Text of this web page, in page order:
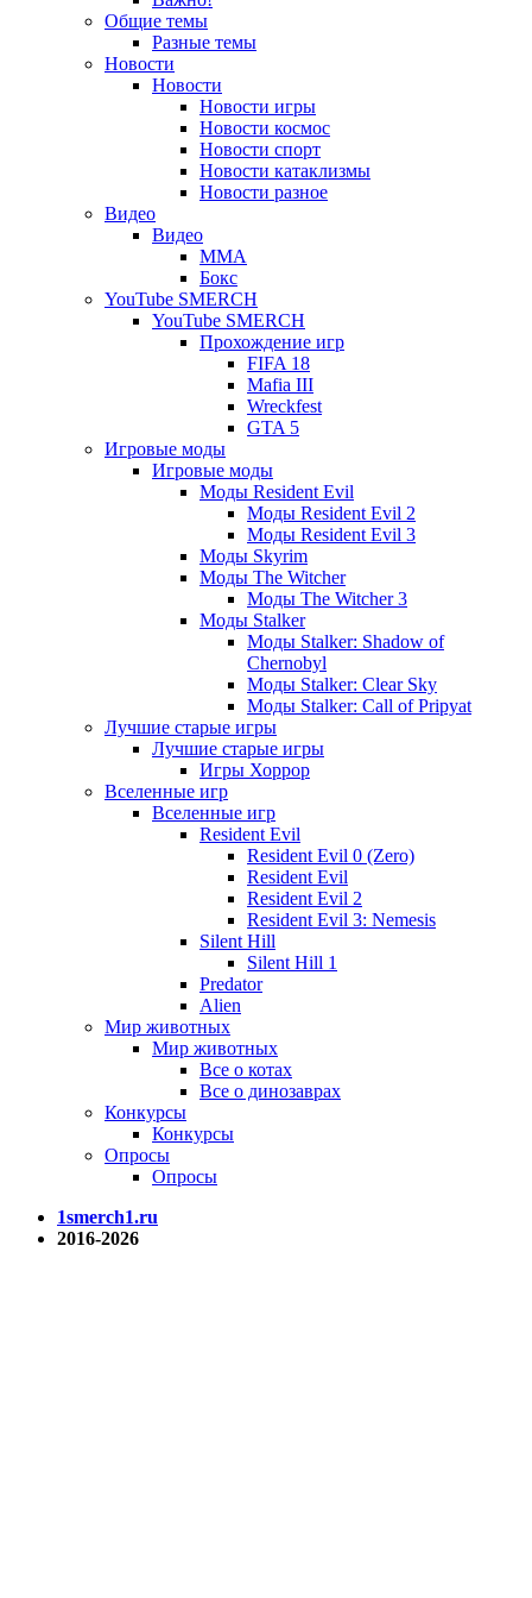
вкладке)
новой
вкладке)
Общие темы
Разные темы
Новости
Новости
Новости игры
Новости космос
Новости спорт
Новости катаклизмы
Новости разное
Видео
Видео
ММА
Бокс
YouTube SMERCH
YouTube SMERCH
Прохождение игр
FIFA 18
Mafia III
Wreckfest
GTA 5
Игровые моды
Игровые моды
Моды Resident Evil
Моды Resident Evil 2
Моды Resident Evil 3
Моды Skyrim
Моды The Witcher
Моды The Witcher 3
Моды Stalker
Моды Stalker: Shadow of
Chernobyl
Моды Stalker: Clear Sky
Моды Stalker: Call of Pripyat
Лучшие старые игры
Лучшие старые игры
Игры Хоррор
Вселенные игр
Вселенные игр
Resident Evil
Resident Evil 0 (Zero)
Resident Evil
Resident Evil 2
Resident Evil 3: Nemesis
Silent Hill
Silent Hill 1
Predator
Alien
Мир животных
Мир животных
Все о котах
Все о динозаврах
Конкурсы
Конкурсы
Опросы
Опросы
1smerch1.ru
2016-2026